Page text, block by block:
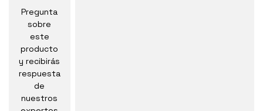
Pregunta
sobre
este
producto
y recibirás
respuesta
de
nuestros